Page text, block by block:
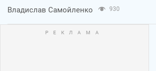
Владислав Самойленко 930